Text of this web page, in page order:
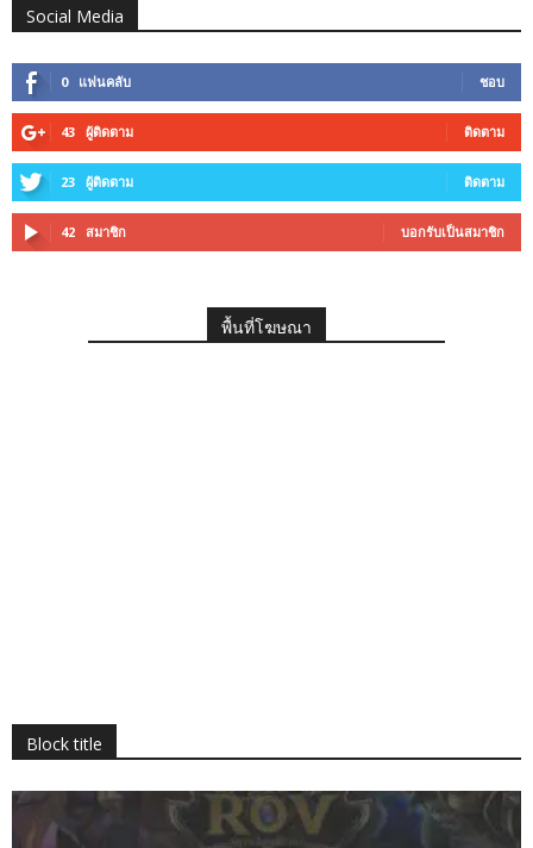
Social Media
0 แฟนคลับ ชอบ
43 ผู้ติดตาม ติดตาม
23 ผู้ติดตาม ติดตาม
42 สมาชิก บอกรับเป็นสมาชิก
พื้นที่โฆษณา
Block title